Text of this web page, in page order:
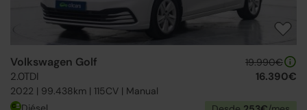
Volkswagen Golf
2.0TDI
2022 | 99.438km | 115CV | Manual
19.990€
16.390€